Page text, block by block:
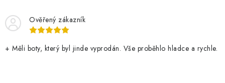
Ověřený zákazník
+ Měli boty, který byl jinde vyprodán. Vše proběhlo hladce a rychle.